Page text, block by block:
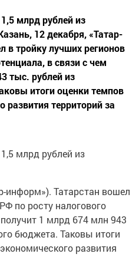
млрд рублей из
12 декабря, «Татар-
в тройку лучших регионов
в связи с чем
тыс. рублей из
итоги оценки темпов
развития территорий за
млрд рублей из
информ»). Татарстан вошел
по росту налогового
1 млрд 674 млн 943
бюджета. Таковы итоги
развития